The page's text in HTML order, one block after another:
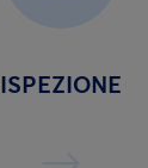
ISPEZIONE